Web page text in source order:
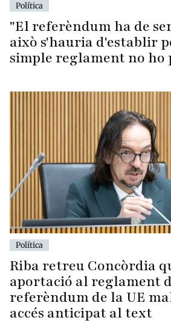
Política
"El referèndum ha de
això s'hauria d'establir
simple reglament no ho
Política
Riba retreu Concòrdia
aportació al reglament
referèndum de la UE
accés anticipat al text